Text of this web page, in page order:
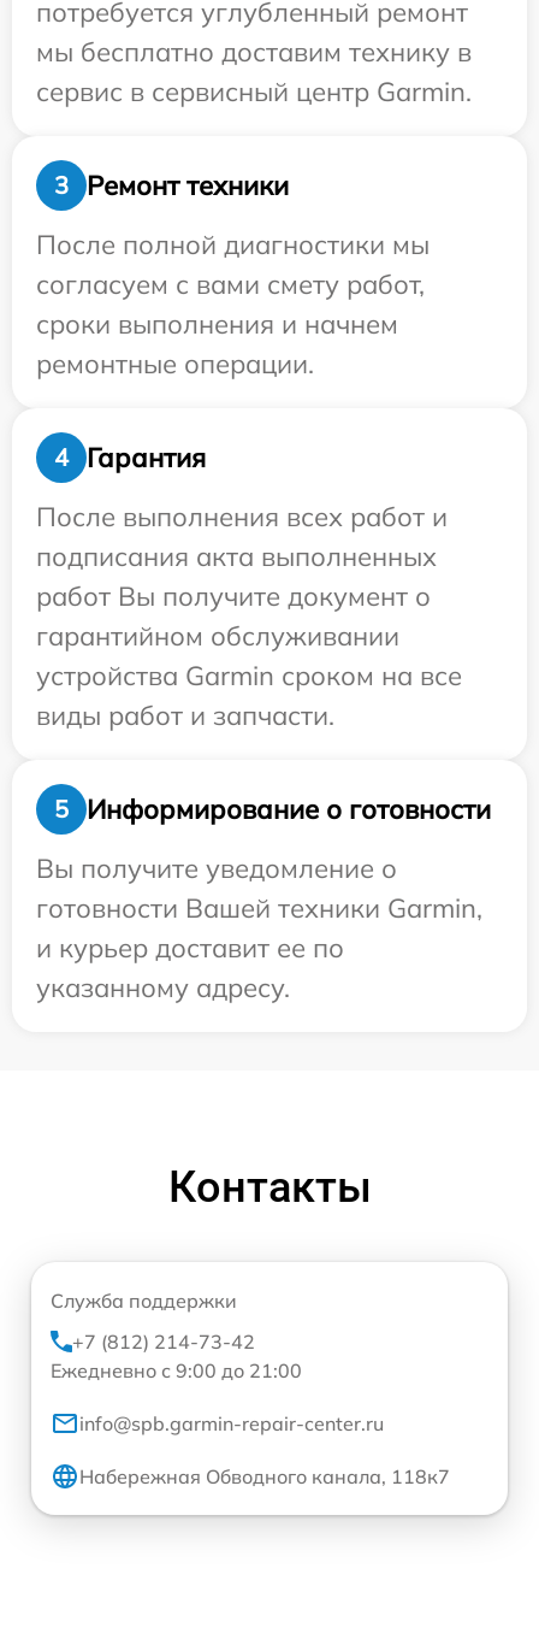
потребуется углубленный ремонт
мы бесплатно доставим технику в
сервис в сервисный центр Garmin.
3
Ремонт техники
После полной диагностики мы
согласуем с вами смету работ,
сроки выполнения и начнем
ремонтные операции.
4
Гарантия
После выполнения всех работ и
подписания акта выполненных
работ Вы получите документ о
гарантийном обслуживании
устройства Garmin сроком на все
виды работ и запчасти.
5
Информирование о готовности
Вы получите уведомление о
готовности Вашей техники Garmin,
и курьер доставит ее по
указанному адресу.
Контакты
Служба поддержки
+7 (812) 214-73-42
Ежедневно с 9:00 до 21:00
info@spb.garmin-repair-center.ru
Набережная Обводного канала, 118к7